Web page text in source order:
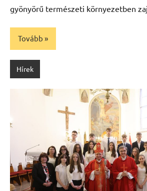
gyönyörű természeti környezetben
Tovább
Hírek